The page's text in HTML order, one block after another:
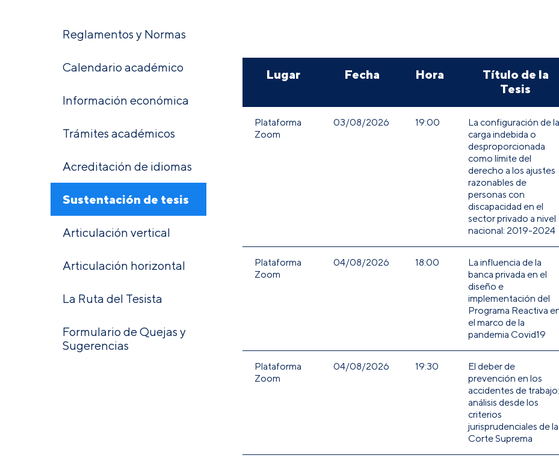
Reglamentos y Normas
Calendario académico
Información económica
Trámites académicos
Acreditación de idiomas
Sustentación de tesis
Articulación vertical
Articulación horizontal
La Ruta del Tesista
Formulario de Quejas y
Sugerencias
Lugar Fecha Hora
Título de la
Tesis
Plataforma
Zoom
03/08/2026 19:00
La configuración de la
carga indebida o
desproporcionada
como límite del
derecho a los ajustes
razonables de
personas con
discapacidad en el
sector privado a nivel
nacional: 2019-2024
Plataforma
Zoom
04/08/2026 18:00
La influencia de la
banca privada en el
diseño e
implementación del
Programa Reactiva
el marco de la
pandemia Covid19
Plataforma
Zoom
04/08/2026 19:30
El deber de
prevención en los
accidentes de trabajo:
análisis desde los
criterios
jurisprudenciales de la
Corte Suprema